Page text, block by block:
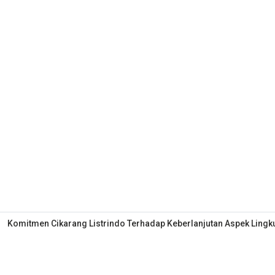
Komitmen Cikarang Listrindo Terhadap Keberlanjutan Aspek